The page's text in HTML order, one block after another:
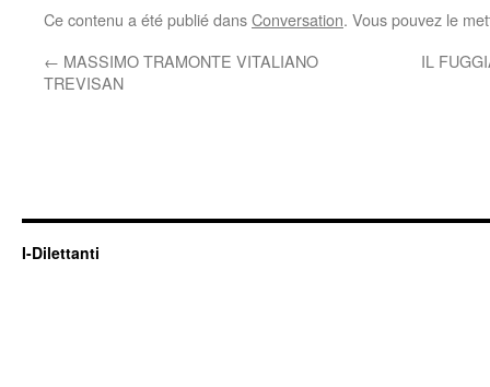
Ce contenu a été publié dansConversation. Vous pouvez le
← MASSIMO TRAMONTE VITALIANO
TREVISAN
IL
I-Dilettanti